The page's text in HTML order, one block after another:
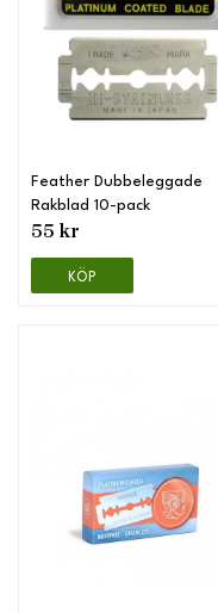
Feather Dubbeleggade
Rakblad 10-pack
55 kr
KÖP